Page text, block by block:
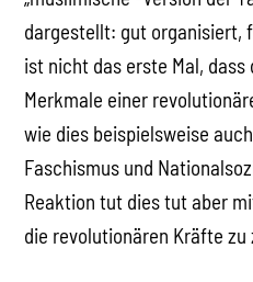
dargestellt: gut organisiert,
ist nicht das erste Mal, dass
Merkmale einer
wie dies beispielsweise
Faschismus und
Reaktion tut dies tut aber
die revolutionären Kräfte zu